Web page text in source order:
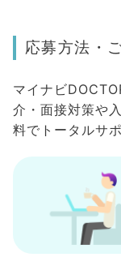
応募方法・
マイナビ
介・面接対策や
料でトータルサ